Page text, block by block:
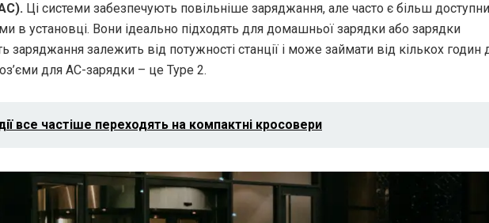
Ці системи забезпечують повільніше заряджання, але часто є більш
в установці. Вони ідеально підходять для домашньої зарядки або зарядки
заряджання залежить від потужності станції і може займати від кількох годин
для AC-зарядки – це Type 2.
все частіше переходять на компактні кросовери